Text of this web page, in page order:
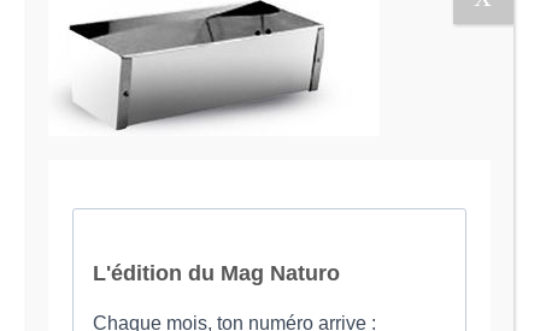
Le Magazine Naturo
Je suis Evy, Naturopathe spécialisée dans
l’accompagnement des femmes en préménopause et
ménopause